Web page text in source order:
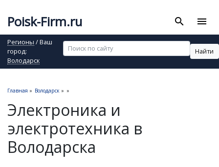
Poisk-Firm.ru search menu
Регионы / Ваш
город:
Володарск
Найти
Главная » Володарск » »
Электроника и
электротехника в
Володарска